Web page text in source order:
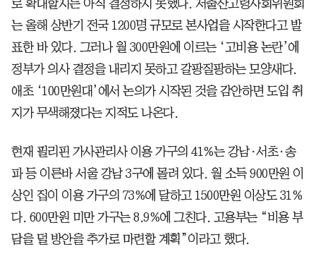
로 확대할지는 아직 결정하지 못했다. 저출산고령사회위원회
는 올해 상반기 전국 1200명 규모로 본사업을 시작한다고 발
표한 바 있다. 그러나 월 300만원에 이르는 ‘고비용 논란’에
정부가 의사 결정을 내리지 못하고 갈팡질팡하는 모양새다.
애초 ‘100만원대’에서 논의가 시작된 것을 감안하면 도입 취
지가 무색해졌다는 지적도 나온다.
현재 필리핀 가사관리사 이용 가구의 41%는 강남·서초·송
파 등 이른바 서울 강남 3구에 몰려 있다. 월 소득 900만원 이
상인 집이 이용 가구의 73%에 달하고 1500만원 이상도 31%
다. 600만원 미만 가구는 8.9%에 그친다. 고용부는 “비용 부
담을 덜 방안을 추가로 마련할 계획”이라고 했다.